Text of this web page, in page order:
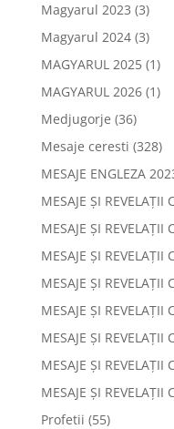
Magyarul 2023 (3)
Magyarul 2024(3)
MAGYARUL 2025(1)
MAGYARUL 2026(1)
Medjugorje (36)
Mesaje ceresti (328)
MESAJE ENGLEZA
MESAJE ȘI REVELAȚII
MESAJE ȘI REVELAȚII
MESAJE ȘI REVELAȚII
MESAJE ȘI REVELAȚII
MESAJE ȘI REVELAȚII
MESAJE ȘI REVELAȚII
MESAJE ȘI REVELAȚII
MESAJE ȘI REVELAȚII
Profetii (55)